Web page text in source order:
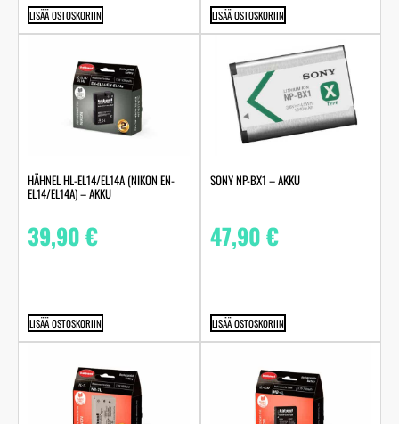
LISÄÄ OSTOSKORIIN LISÄÄ OSTOSKORIIN
HÄHNEL HL-EL14/EL14A (NIKON EN-
EL14/EL14A) – AKKU
39,90€
LISÄÄ OSTOSKORIIN
SONY NP-BX1 – AKKU
47,90€
LISÄÄ OSTOSKORIIN